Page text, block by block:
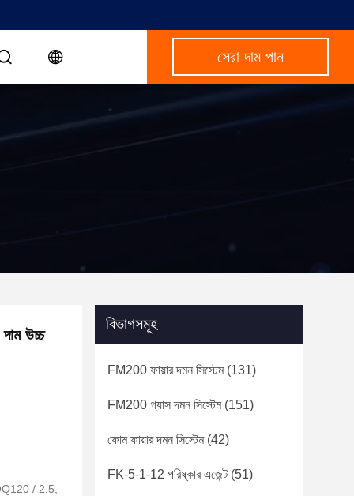
সেরা দাম পান
উচ্চ
/ 2.5,
বিভাগসমূহ
FM200 ফায়ার দমন সিস্টেম(131)
FM200 গ্যাস দমন সিস্টেম(151)
ফোম ফায়ার দমন সিস্টেম(42)
FK-5-1-12 পরিষ্কার এজেন্ট(51)